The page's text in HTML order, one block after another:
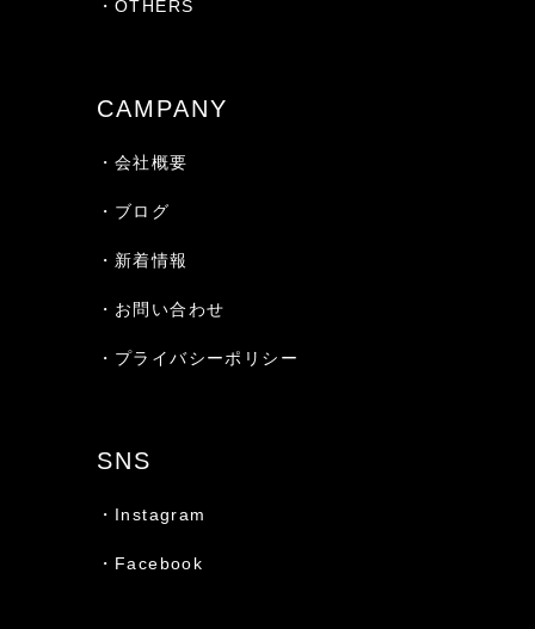
・OTHERS
CAMPANY
・会社概要
・ブログ
・新着情報
・お問い合わせ
・プライバシーポリシー
SNS
・Instagram
・Facebook